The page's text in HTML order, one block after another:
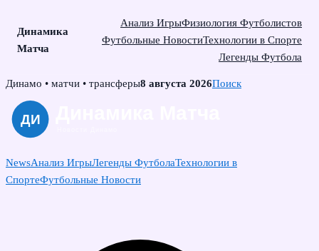
Динамика
Матча
Анализ ИгрыФизиология Футболистов
Футбольные НовостиТехнологии в Спорте
Легенды Футбола
Skip
content
Динамо • матчи • трансферы8 августа 2026Поиск
NewsАнализ ИгрыЛегенды ФутболаТехнологии в
СпортеФутбольные Новости